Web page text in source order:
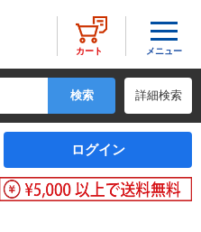
詳細検索
カート
ログイン
メニュー